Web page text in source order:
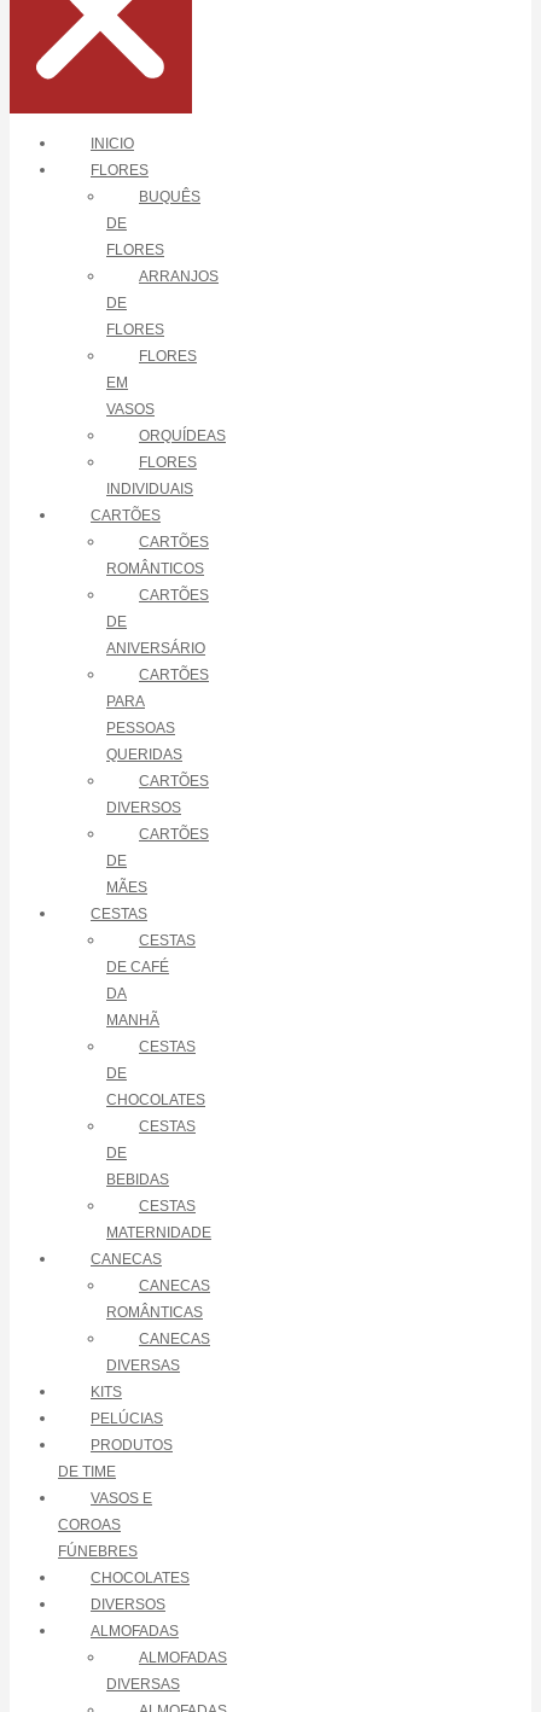
INICIO
FLORES
BUQUÊS
DE
FLORES
ARRANJOS
DE
FLORES
FLORES
EM
VASOS
ORQUÍDEAS
FLORES
INDIVIDUAIS
CARTÕES
CARTÕES
ROMÂNTICOS
CARTÕES
DE
ANIVERSÁRIO
CARTÕES
PARA
PESSOAS
QUERIDAS
CARTÕES
DIVERSOS
CARTÕES
DE
MÃES
CESTAS
CESTAS
DE CAFÉ
DA
MANHÃ
CESTAS
DE
CHOCOLATES
CESTAS
DE
BEBIDAS
CESTAS
MATERNIDADE
CANECAS
CANECAS
ROMÂNTICAS
CANECAS
DIVERSAS
KITS
PELÚCIAS
PRODUTOS
DE TIME
VASOS E
COROAS
FÚNEBRES
CHOCOLATES
DIVERSOS
ALMOFADAS
ALMOFADAS
DIVERSAS